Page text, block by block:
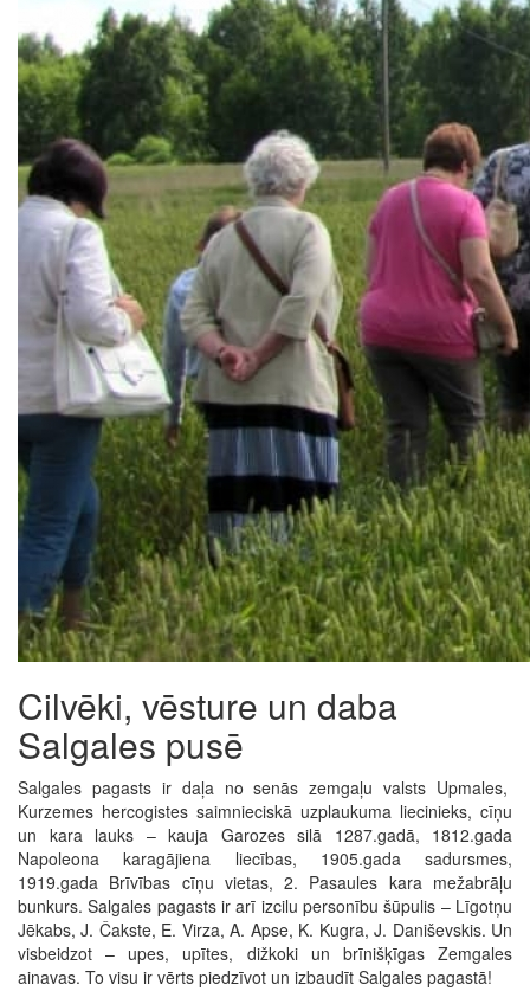
Cilvēki, vēsture un daba
Salgales pusē
Salgales pagasts ir daļa no senās zemgaļu valsts Upmales,
Kurzemes hercogistes saimnieciskā uzplaukuma liecinieks, cīņu
un kara lauks – kauja Garozes silā 1287.gadā, 1812.gada
Napoleona karagājiena liecības, 1905.gada sadursmes,
1919.gada Brīvības cīņu vietas, 2. Pasaules kara mežabrāļu
bunkurs. Salgales pagasts ir arī izcilu personību šūpulis – Līgotņu
Jēkabs, J. Čakste, E. Virza, A. Apse, K. Kugra, J. Daniševskis. Un
visbeidzot – upes, upītes, dižkoki un brīnišķīgas Zemgales
ainavas. To visu ir vērts piedzīvot un izbaudīt Salgales pagastā!